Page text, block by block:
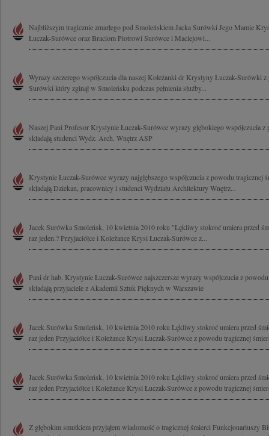
Najbliższym tragicznie zmarłego pod Smoleńskiem Jacka Surówki Jego Mamie
Łuczak-Surówce oraz Braciom Piotrowi Surówce i Maciejowi...
Wyrazy szczerego współczucia dla naszej Koleżanki dr Krystyny Łuczak-Surówki
Surówki który zginął w Smoleńsku podczas pełnienia służby...
Naszej Pani Profesor Krystynie Łuczak-Surówce wyrazy głębokiego współczucia
składają studenci Wydz. Arch. Wnętrz ASP
Krystynie Łuczak-Surówce wyrazy najgłębszego współczucia z powodu tragicznej
składają Dziekan, pracownicy i studenci Wydziału Architektury Wnętrz...
Jacek Surówka Smoleńsk, 10 kwietnia 2010 roku "Lękliwy stokroć umiera przed
raz jeden.? Przyjaciółce i Koleżance Krysi Łuczak-Surówce z...
Pani dr hab. Krystynie Łuczak-Surówce najszczersze wyrazy współczucia z
składają przyjaciele z Akademii Sztuk Pięknych w Warszawie
Jacek Surówka Smoleńsk, 10 kwietnia 2010 roku Lękliwy stokroć umiera przed
raz jeden Przyjaciółce i Koleżance Krysi Łuczak-Surówce z powodu tragicznej
Jacek Surówka Smoleńsk, 10 kwietnia 2010 roku Lękliwy stokroć umiera przed
raz jeden Przyjaciółce i Koleżance Krysi Łuczak-Surówce z powodu tragicznej
Z głębokim smutkiem przyjąłem wiadomość o tragicznej śmierci Funkcjonariuszy